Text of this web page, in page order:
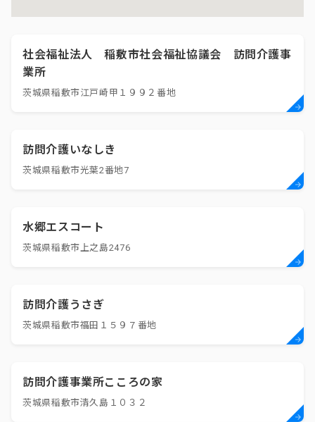
社会福祉法人 稲敷市社会福祉協議会 訪問介護事
業所
茨城県稲敷市江戸崎甲１９９２番地
訪問介護いなしき
茨城県稲敷市光葉2番地7
水郷エスコート
茨城県稲敷市上之島2476
訪問介護うさぎ
茨城県稲敷市福田１５９７番地
訪問介護事業所こころの家
茨城県稲敷市清久島１０３２